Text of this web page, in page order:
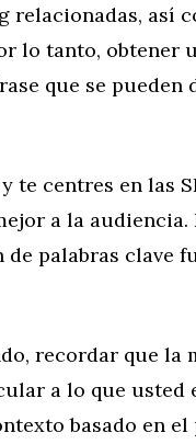
relacionadas, así
lo tanto, obtener
que se pueden
centres en las
a la
palabras clave
recordar que la
a lo que usted
basado en el